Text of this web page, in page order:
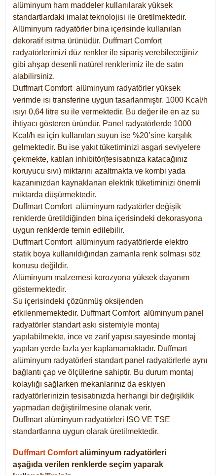
alüminyum ham maddeler kullanılarak yüksek
standartlardaki imalat teknolojisi ile üretilmektedir.
Alüminyum radyatörler bina içerisinde kullanılan
dekoratif ısıtma ürünüdür. Duffmart Comfort
radyatörlerimizi düz renkler ile sipariş verebileceğiniz
gibi ahşap desenli natürel renklerimiz ile de satın
alabilirsiniz.
Duffmart Comfort alüminyum radyatörler yüksek
verimde ısı transferine uygun tasarlanmıştır. 1000 Kcal/h
ısıyı 0,64 litre su ile vermektedir. Bu değer ile en az su
ihtiyacı gösteren üründür. Panel radyatörlerde 1000
Kcal/h ısı için kullanılan suyun ise %20’sine karşılık
gelmektedir. Bu ise yakıt tüketiminizi asgari seviyelere
çekmekte, katılan inhibitör(tesisatınıza katacağınız
koruyucu sıvı) miktarını azaltmakta ve kombi yada
kazanınızdan kaynaklanan elektrik tüketiminizi önemli
miktarda düşürmektedir.
Duffmart Comfort alüminyum radyatörler değişik
renklerde üretildiğinden bina içerisindeki dekorasyona
uygun renklerde temin edilebilir.
DuffmartComfort alüminyum radyatörlerde elektro
statik boya kullanıldığından zamanla renk solması söz
konusu değildir.
Alüminyum malzemesi korozyona yüksek dayanım
göstermektedir.
Su içerisindeki çözünmüş oksijenden
etkilenmemektedir. DuffmartComfort alüminyum panel
radyatörler standart askı sistemiyle montaj
yapılabilmekte, ince ve zarif yapısı sayesinde montaj
yapılan yerde fazla yer kaplamamaktadır. Duffmart
alüminyum radyatörleri standart panel radyatörlerle aynı
bağlantı çap ve ölçülerine sahiptir. Bu durum montaj
kolaylığı sağlarken mekanlarınız da eskiyen
radyatörlerinizin tesisatınızda herhangi bir değişiklik
yapmadan değiştirilmesine olanak verir.
Duffmart alüminyum radyatörleri ISO VE TSE
standartlarına uygun olarak üretilmektedir.
Duffmart Comfort alüminyum radyatörleri
aşağıda verilen renklerde seçim yaparak